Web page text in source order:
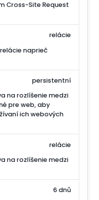
Cross-Site Request
naprieč
relácie
na rozlíšenie medzi
pre web, aby
ich webových
persistentní
na rozlíšenie medzi
relácie
6 dnů